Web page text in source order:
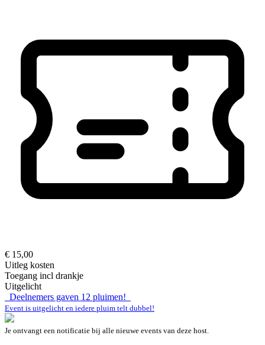
€ 15,00
Uitleg kosten
Toegang incl drankje
Uitgelicht
Deelnemers gaven 12 pluimen!
Event is uitgelicht en iedere pluim telt dubbel!
Je ontvangt een notificatie bij alle nieuwe events van deze host.